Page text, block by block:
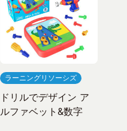
ラーニングリソーシズ
ドリルでデザイン ア
ルファベット&数字